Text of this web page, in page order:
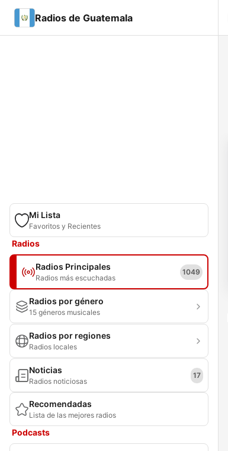
Radios de Guatemala
Mi Lista
Favoritos y Recientes
Radios
Radios Principales
Radios más escuchadas
1049
Radios por género
15 géneros musicales
Radios por regiones
Radios locales
Noticias
Radios noticiosas
17
Recomendadas
Lista de las mejores radios
Podcasts